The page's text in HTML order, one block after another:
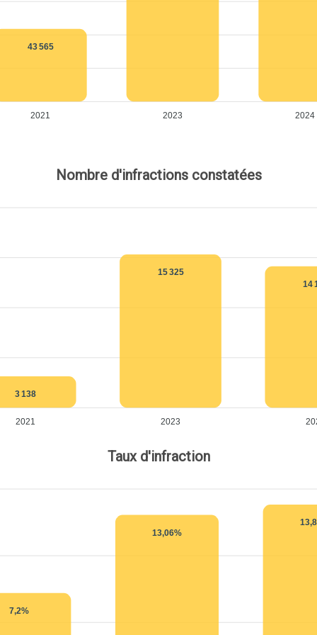
43 565
2021 2023 2024
Nombre d'infractions constatées
3 138
15 325
14
2021 2023
Taux d'infraction
7,2%
13,06%